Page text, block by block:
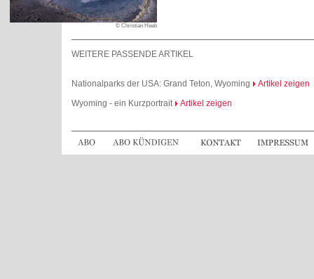
© Christian Heeb
WEITERE PASSENDE ARTIKEL
Nationalparks der USA: Grand Teton, Wyoming
Artikel zeigen
Wyoming - ein Kurzportrait
Artikel zeigen